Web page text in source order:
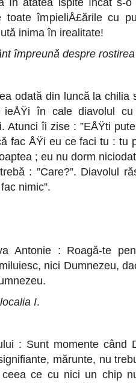
în atâtea ispite încât s-o
toate împieliÅ£ările cu
inima în irealitate!
împreună despre
odată din luncă la chilia
în cale diavolul
Atunci îi zise : ”EÅŸti
fac ÅŸi eu ce faci tu : tu
; eu nu dorm
: ”Care?”. Diavolul
nimic”.
Antonie : Roagă-te
nici Dumnezeu,
I.
: Sunt momente când
mărunte, nu
ce cu nici un chip